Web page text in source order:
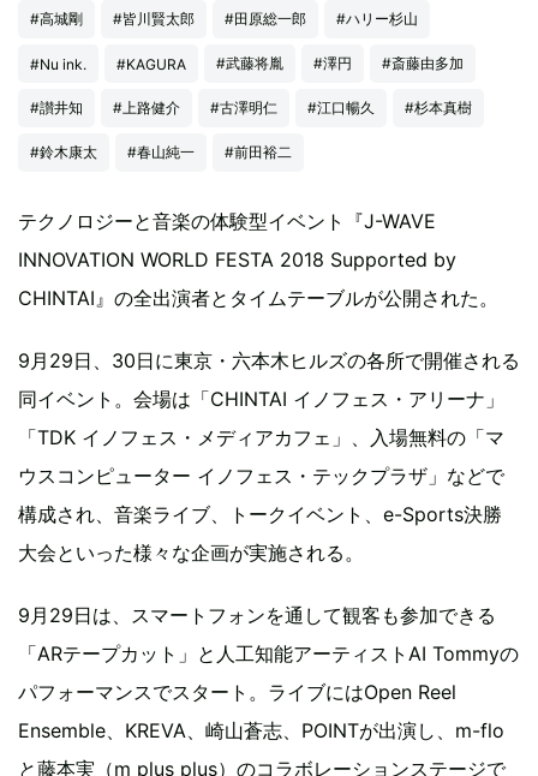
#高城剛 #皆川賢太郎 #田原総一郎 #ハリー杉山
#Nu ink. #KAGURA #武藤将胤 #澤円 #斎藤由多加
#讃井知 #上路健介 #古澤明仁 #江口暢久 #杉本真樹
#鈴木康太 #春山純一 #前田裕二
テクノロジーと音楽の体験型イベント『J-WAVE
INNOVATION WORLD FESTA 2018 Supported by
CHINTAI』の全出演者とタイムテーブルが公開された。
9月29日、30日に東京・六本木ヒルズの各所で開催される
同イベント。会場は「CHINTAI イノフェス・アリーナ」
「TDK イノフェス・メディアカフェ」、入場無料の「マ
ウスコンピューター イノフェス・テックプラザ」などで
構成され、音楽ライブ、トークイベント、e-Sports決勝
大会といった様々な企画が実施される。
9月29日は、スマートフォンを通して観客も参加できる
「ARテープカット」と人工知能アーティストAI Tommyの
パフォーマンスでスタート。ライブにはOpen Reel
Ensemble、KREVA、崎山蒼志、POINTが出演し、m-flo
と藤本実（m plus plus）のコラボレーションステージで